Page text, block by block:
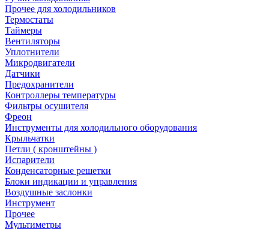
Прочее для холодильников
Термостаты
Таймеры
Вентиляторы
Уплотнители
Микродвигатели
Датчики
Предохранители
Контроллеры температуры
Фильтры осушителя
Фреон
Инструменты для холодильного оборудования
Крыльчатки
Петли ( кронштейны )
Испарители
Конденсаторные решетки
Блоки индикации и управления
Воздушные заслонки
Инструмент
Прочее
Мультиметры